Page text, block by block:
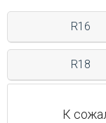
C
21:00
R16
R18
К